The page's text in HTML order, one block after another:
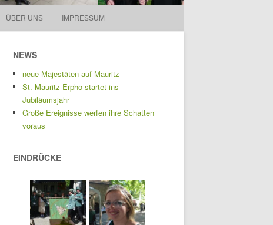
ÜBER UNS IMPRESSUM
NEWS
neue Majestäten auf Mauritz
St. Mauritz-Erpho startet ins
Jubiläumsjahr
Große Ereignisse werfen ihre Schatten
voraus
EINDRÜCKE